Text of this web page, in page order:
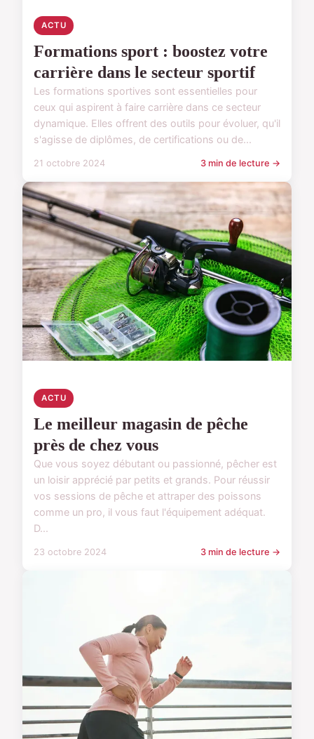
ACTU
Formations sport : boostez votre
carrière dans le secteur sportif
Les formations sportives sont essentielles pour
ceux qui aspirent à faire carrière dans ce secteur
dynamique. Elles offrent des outils pour évoluer, qu'il
s'agisse de diplômes, de certifications ou de...
21 octobre 2024 3 min de lecture →
ACTU
Le meilleur magasin de pêche
près de chez vous
Que vous soyez débutant ou passionné, pêcher est
un loisir apprécié par petits et grands. Pour réussir
vos sessions de pêche et attraper des poissons
comme un pro, il vous faut l'équipement adéquat.
D...
23 octobre 2024 3 min de lecture →